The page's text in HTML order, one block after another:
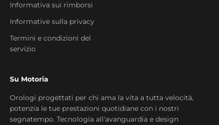
Informativa sui rimborsi
Informative sulla privacy
Termini e condizioni del
servizio
Su Motoria
Orologi progettati per chi ama la vita a tutta velocità,
potenzia le tue prestazioni quotidiane con i nostri
segnatempo. Tecnologia all'avanguardia e design